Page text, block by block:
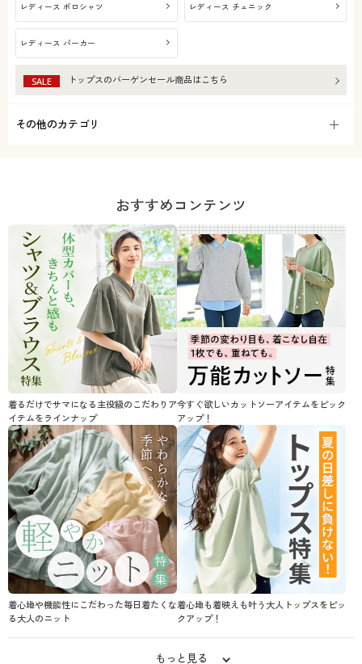
レディース ポロシャツ レディース チュニック
レディース パーカー
SALE トップスのバーゲンセール商品はこちら
その他のカテゴリ
おすすめコンテンツ
着るだけでサマになる主役級のこだわりア
イテムをラインナップ
今すぐ欲しいカットソーアイテムをピック
アップ！
着心地や機能性にこだわった毎日着たくな
る大人のニット
着心地も着映えも叶う大人トップスをピッ
クアップ！
もっと見る